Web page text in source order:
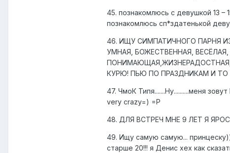
45. познакомлюсь с девушкой 13 –
познакомлюсь сп*здатенькой
46. ИЩУ СИМПАТИЧНОГО ПАРНЯ
УМНАЯ, БОЖЕСТВЕННАЯ,
ПОНИМАЮЩАЯ,ЖИЗНЕРАДОСТНАЯ,
КУРЮ! ПЬЮ ПО ПРАЗДНИКАМ И ТО
47. ЧмоК Типя.......Ну..........меня
very crazy=) =P
48. ДЛЯ ВСТРЕЧ МНЕ 9 ЛЕТ Я
49. Ищу самую самую...
старше 20!!! я Денис хех как